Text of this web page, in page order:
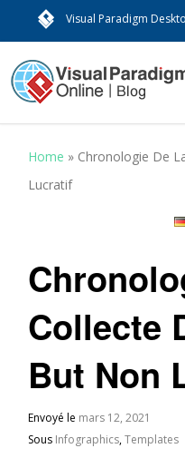
Visual Paradigm
Home » Chronologie De
Lucratif
Collecte
But Non
Envoyé le mars 12, 2021
Sous Infographics,Templates